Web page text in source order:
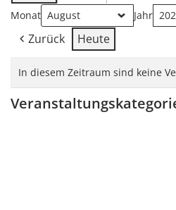
Monat Jahr
Zurück Heute
In diesem Zeitraum sind keine